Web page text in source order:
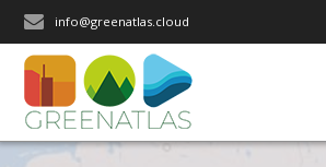
info@greenatlas.cloud